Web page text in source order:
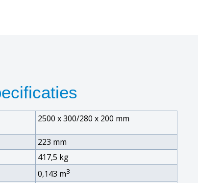
2500 x 300/280 x 200 mm
223 mm
417,5 kg
0,143 m3